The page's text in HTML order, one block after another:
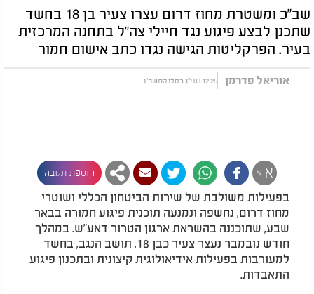
שב"כ ומשטרת מחוז דרום עצרו צעיר בן 18 בחשד
שתכנן לבצע פיגוע נגד חיילי צה"ל בתחנה המרכזית
בעיר. הפרקליטות הגישה נגדו כתב אישום חמור
אוריאל פדרמן 03.12.25 י"ג כסלו התשפ"ו
א א הוספת תגובה
בפעילות משולבת של שירות הביטחון הכללי ושוטרי
מחוז דרום, נחשפה ונמנעה תוכנית פיגוע חמורה בבאר
שבע, שתוכננה בהשראת ארגון הטרור דאע"ש. במהלך
חודש נובמבר נעצר צעיר כבן 18, תושב הנגב, בחשד
למעורבות בפעילות אידיאולוגית קיצונית ובתכנון פיגוע
התאבדות.